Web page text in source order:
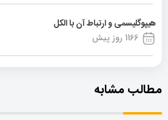
هیپوگلیسمی و ارتباط آن با الکل
1166 روز پیش
مطالب مشابه